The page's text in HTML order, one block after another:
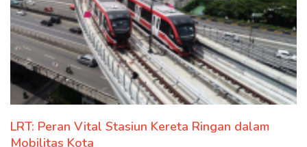
LRT: Peran Vital Stasiun Kereta Ringan dalam
Mobilitas Kota